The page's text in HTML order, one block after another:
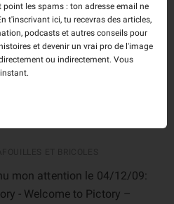
et
mon attention le 04/12/09:
- Welcome to Pictory –
point les spams : ton adresse email ne
t'inscrivant ici, tu recevras des articles,
podcasts et autres conseils pour
et devenir un vrai pro de l'image
ou indirectement. Vous